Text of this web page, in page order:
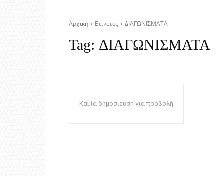
Αρχική Ετικέτες ΔΙΑΓΩΝΙΣΜΑΤΑ
Tag: ΔΙΑΓΩΝΙΣΜΑΤΑ
Καμία δημοσίευση για προβολή